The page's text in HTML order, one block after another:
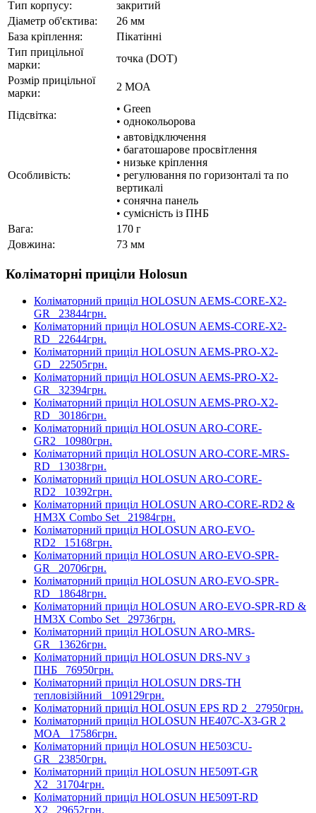
Тип корпусу:
закритий
Діаметр об'єктива:
26 мм
База кріплення:
Пікатінні
Тип прицільної
марки:
точка (DOT)
Розмір прицільної
марки:
2 МОА
Підсвітка:
• Green
• однокольорова
Особливість:
• автовідключення
• багатошарове просвітлення
• низьке кріплення
• регулювання по горизонталі та по
вертикалі
• сонячна панель
• сумісність із ПНБ
Вага:
170 г
Довжина:
73 мм
Коліматорні приціли Holosun
Коліматорний приціл HOLOSUN AEMS-CORE-X2-
GR 23844грн.
Коліматорний приціл HOLOSUN AEMS-CORE-X2-
RD 22644грн.
Коліматорний приціл HOLOSUN AEMS-PRO-X2-
GD 22505грн.
Коліматорний приціл HOLOSUN AEMS-PRO-X2-
GR 32394грн.
Коліматорний приціл HOLOSUN AEMS-PRO-X2-
RD 30186грн.
Коліматорний приціл HOLOSUN ARO-CORE-
GR2 10980грн.
Коліматорний приціл HOLOSUN ARO-CORE-MRS-
RD 13038грн.
Коліматорний приціл HOLOSUN ARO-CORE-
RD2 10392грн.
Коліматорний приціл HOLOSUN ARO-CORE-RD2 &
HM3X Combo Set 21984грн.
Коліматорний приціл HOLOSUN ARO-EVO-
RD2 15168грн.
Коліматорний приціл HOLOSUN ARO-EVO-SPR-
GR 20706грн.
Коліматорний приціл HOLOSUN ARO-EVO-SPR-
RD 18648грн.
Коліматорний приціл HOLOSUN ARO-EVO-SPR-RD &
HM3X Combo Set 29736грн.
Коліматорний приціл HOLOSUN ARO-MRS-
GR 13626грн.
Коліматорний приціл HOLOSUN DRS-NV з
ПНБ 76950грн.
Коліматорний приціл HOLOSUN DRS-TH
тепловізійний 109129грн.
Коліматорний приціл HOLOSUN EPS RD 2 27950грн.
Коліматорний приціл HOLOSUN HE407C-X3-GR 2
MOA 17586грн.
Коліматорний приціл HOLOSUN HE503CU-
GR 23850грн.
Коліматорний приціл HOLOSUN HE509T-GR
X2 31704грн.
Коліматорний приціл HOLOSUN HE509T-RD
X2 29652грн.